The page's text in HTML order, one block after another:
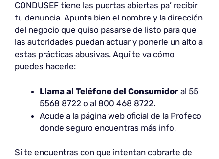
CONDUSEF tiene las puertas abiertas pa’ recibir
tu denuncia. Apunta bien el nombre y la dirección
del negocio que quiso pasarse de listo para que
las autoridades puedan actuar y ponerle un alto a
estas prácticas abusivas. Aquí te va cómo
puedes hacerle:
Llama al Teléfono del Consumidor al 55
5568 8722 o al 800 468 8722.
Acude a la página web oficial de la Profeco
donde seguro encuentras más info.
Si te encuentras con que intentan cobrarte de